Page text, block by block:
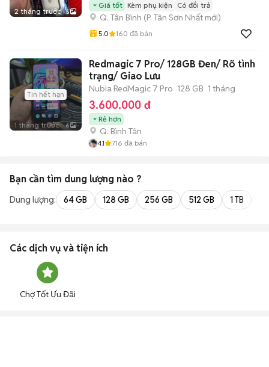
2 tháng trước 5
Giá tốt Kèm phụ kiện Có đổi trả
Q. Tân Bình (P. Tân Sơn Nhất mới)
5.0 160 đã bán
Tin hết hạn
1 tháng trước 6
Redmagic 7 Pro/ 128GB Đen/ Rõ tình
trạng/ Giao Lưu
Nubia RedMagic 7 Pro 128 GB 1 tháng
3.600.000 đ
Rẻ hơn
Q. Bình Tân
4.1 716 đã bán
Bạn cần tìm dung lượng nào ?
Dung lượng: 64 GB 128 GB 256 GB 512 GB 1 TB
Các dịch vụ và tiện ích
Chợ Tốt Ưu Đãi